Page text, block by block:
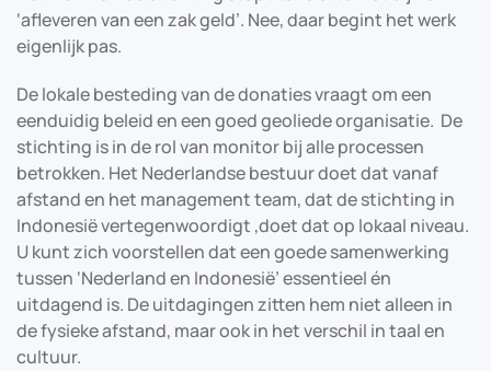
‘afleveren van een zak geld’. Nee, daar begint het werk
eigenlijk pas.
De lokale besteding van de donaties vraagt om een
eenduidig beleid en een goed geoliede organisatie. De
stichting is in de rol van monitor bij alle processen
betrokken. Het Nederlandse bestuur doet dat vanaf
afstand en het management team, dat de stichting in
Indonesië vertegenwoordigt ,doet dat op lokaal niveau.
U kunt zich voorstellen dat een goede samenwerking
tussen ‘Nederland en Indonesië’ essentieel én
uitdagend is. De uitdagingen zitten hem niet alleen in
de fysieke afstand, maar ook in het verschil in taal en
cultuur.